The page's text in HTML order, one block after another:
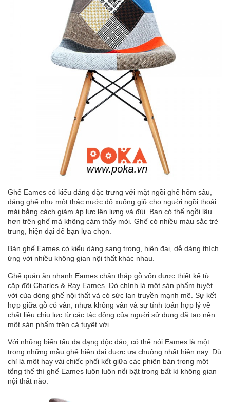
Ghế Eames có kiểu dáng đặc trưng với mặt ngồi ghế hõm sâu,
dáng ghế như một thác nước đổ xuống giữ cho người ngồi thoải
mái bằng cách giảm áp lực lên lưng và đùi. Bạn có thể ngồi lâu
hơn trên ghế mà không cảm thấy mỏi. Ghế có nhiều màu sắc trẻ
trung, hiện đại để bạn lựa chọn.
Bàn ghế Eames có kiểu dáng sang trọng, hiện đại, dễ dàng thích
ứng với nhiều không gian nội thất khác nhau.
Ghế quán ăn nhanh Eames chân tháp gỗ vốn được thiết kế từ
cặp đôi Charles & Ray Eames. Đó chính là một sản phẩm tuyệt
vời của dòng ghế nội thất và có sức lan truyền mạnh mẽ. Sự kết
hợp giữa gỗ có vân, nhựa không vân và sự tính toán hợp lý về
chất liệu chịu lực từ các tác động của người sử dụng đã tạo nên
một sản phẩm trên cả tuyệt vời.
Với những biến tấu đa dạng độc đáo, có thể nói Eames là một
trong những mẫu ghế hiện đại được ưa chuộng nhất hiện nay. Dù
chỉ là một hay vài chiếc phối kết giữa các phiên bản trong một
tổng thể thì ghế Eames luôn luôn nổi bật trong bất kì không gian
nội thất nào.